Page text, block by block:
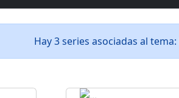
Hay 3 series asociadas al tema: